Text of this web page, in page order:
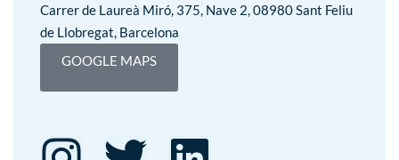
Carrer de Laureà Miró, 375, Nave 2, 08980 Sant Feliu
de Llobregat, Barcelona
GOOGLE MAPS